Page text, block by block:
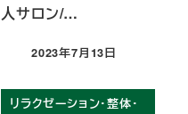
人サロン/…
投稿日
2023年7月13日
リラクゼーション・整体・